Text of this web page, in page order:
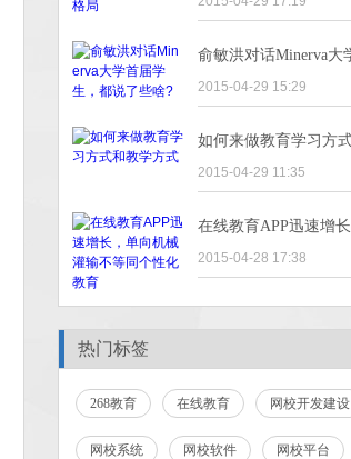
2015-04-29 15:29
2015-04-29 11:35
2015-04-28 17:38
热门标签
268教育 在线教育 网校开发建设
网校系统 网校软件 网校平台